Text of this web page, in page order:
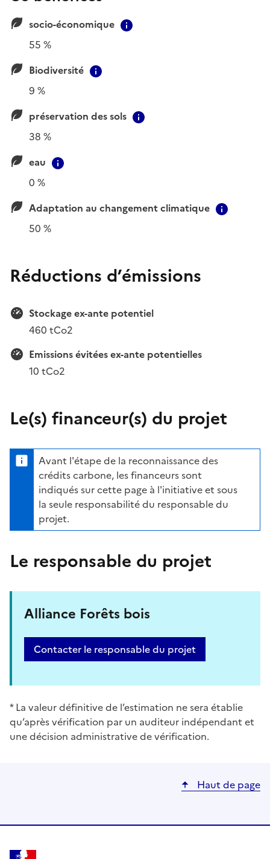
socio-économique
55 %
Biodiversité
9 %
préservation des sols
38 %
eau
0 %
Adaptation au changement climatique
50 %
Réductions d’émissions
Stockage ex-ante potentiel
460 tCo2
Emissions évitées ex-ante potentielles
10 tCo2
Le(s) financeur(s) du projet
Avant l'étape de la reconnaissance des
crédits carbone, les financeurs sont
indiqués sur cette page à l'initiative et sous
la seule responsabilité du responsable du
projet.
Le responsable du projet
Alliance Forêts bois
Contacter le responsable du projet
* La valeur définitive de l’estimation ne sera établie
qu’après vérification par un auditeur indépendant et
une décision administrative de vérification.
Haut de page